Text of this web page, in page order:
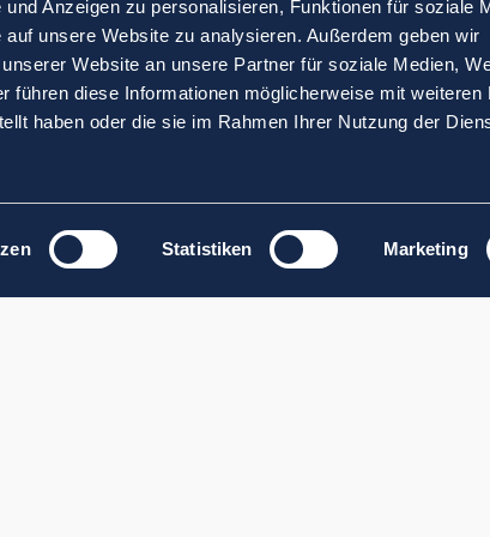
Anzeigen zu personalisieren, Funktionen für soziale
unsere Website zu analysieren. Außerdem geben wir
Website an unsere Partner für soziale Medien,
führen diese Informationen möglicherweise mit weiteren
haben oder die sie im Rahmen Ihrer Nutzung der
Statistiken Marketing